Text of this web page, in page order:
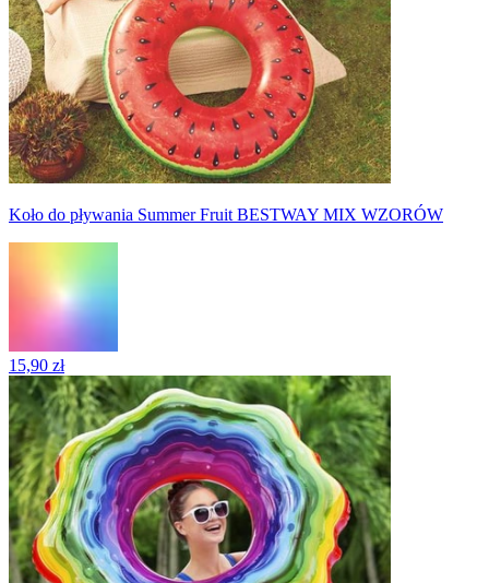
Koło do pływania Summer Fruit BESTWAY MIX WZORÓW
15,90 zł